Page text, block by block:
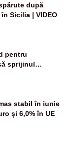
după
Sicilia | VIDEO
pentru
sprijinul
stabil în iunie
și 6,0% în UE